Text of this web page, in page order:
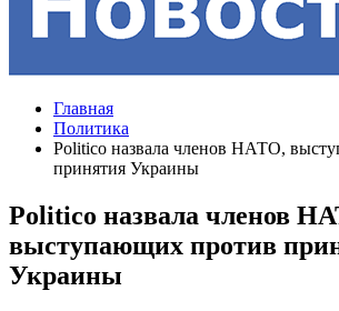
Главная
Политика
Politico назвала членов НАТО,
принятия Украины
Politico назвала членов
выступающих против
Украины